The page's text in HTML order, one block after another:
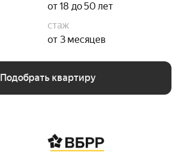
от 18 до 50 лет
стаж
от 3 месяцев
Подобрать квартиру